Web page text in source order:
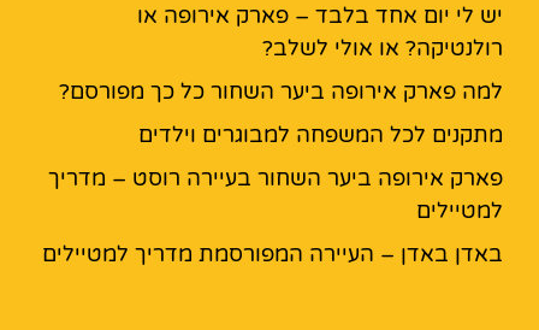
יש לי יום אחד בלבד – פארק אירופה או
רולנטיקה? או אולי לשלב?
למה פארק אירופה ביער השחור כל כך מפורסם?
מתקנים לכל המשפחה למבוגרים וילדים
פארק אירופה ביער השחור בעיירה רוסט – מדריך
למטיילים
באדן באדן – העיירה המפורסמת מדריך למטיילים